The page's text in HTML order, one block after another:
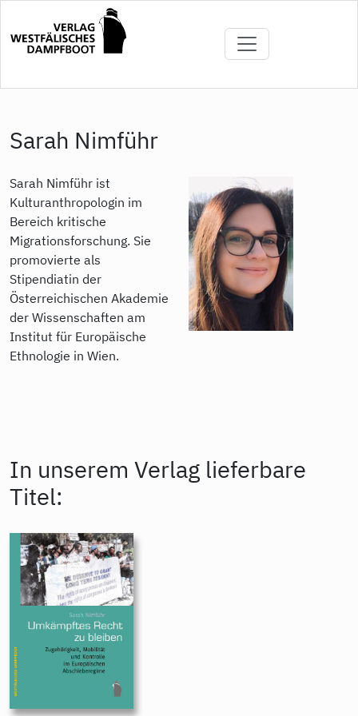
Inhalt
Sarah Nimführ
Sarah Nimführ ist
Kulturanthropologin im
Bereich kritische
Migrationsforschung. Sie
promovierte als
Stipendiatin der
Österreichischen Akademie
der Wissenschaften am
Institut für Europäische
Ethnologie in Wien.
In unserem Verlag lieferbare
Titel: